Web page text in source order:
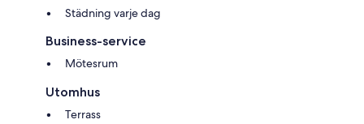
Städning varje dag
Business-service
Mötesrum
Utomhus
Terrass